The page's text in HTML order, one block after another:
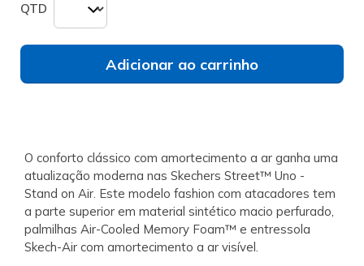
QTD
Adicionar ao carrinho
O conforto clássico com amortecimento a ar ganha uma
atualização moderna nas Skechers Street™ Uno -
Stand on Air. Este modelo fashion com atacadores tem
a parte superior em material sintético macio perfurado,
palmilhas Air-Cooled Memory Foam™ e entressola
Skech-Air com amortecimento a ar visível.